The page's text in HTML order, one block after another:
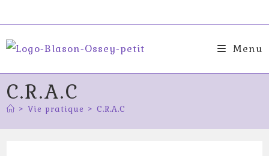
to
content
Menu
C.R.A.C
> Vie pratique > C.R.A.C